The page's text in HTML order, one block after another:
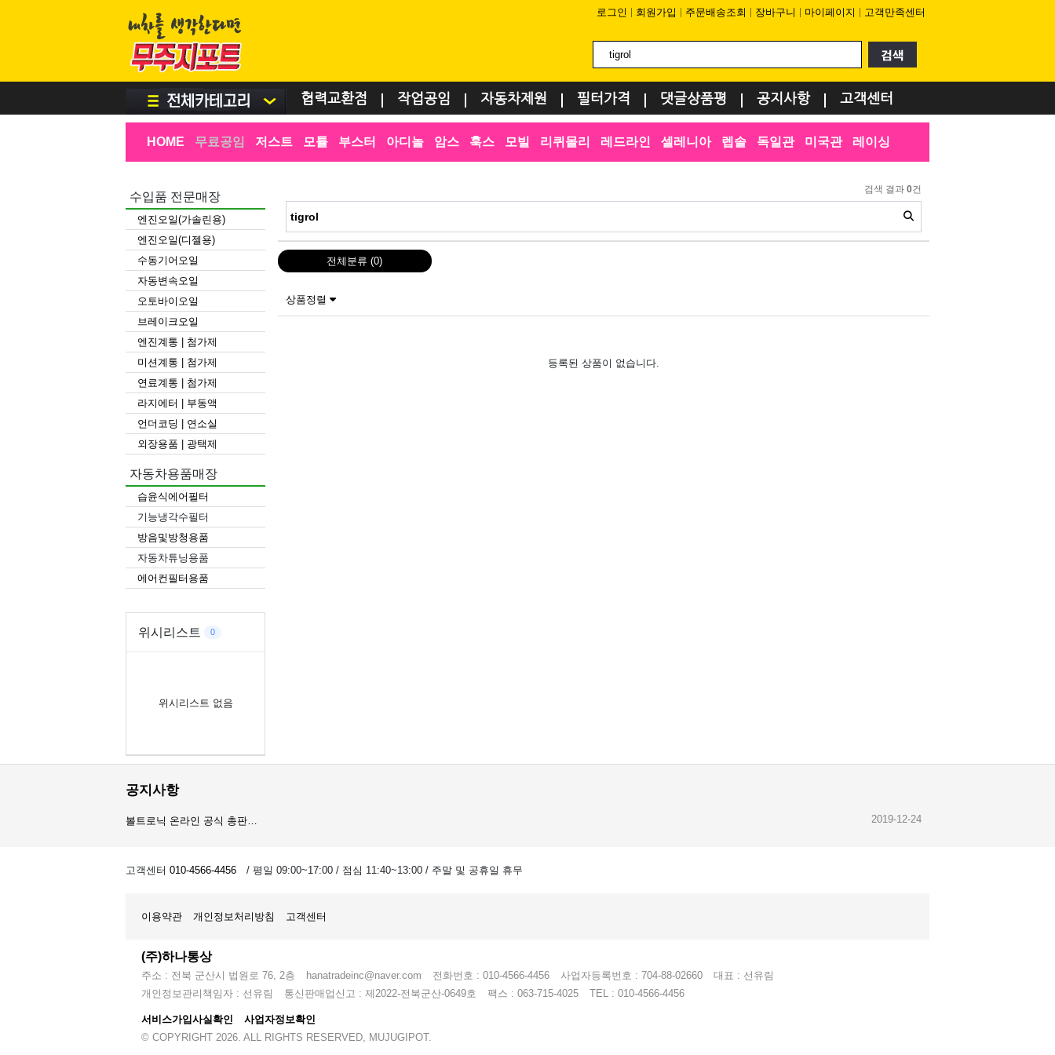
로그인 회원가입 주문배송조회 장바구니 마이페이지 고객만족센터
협력교환점 작업공임 자동차제원 필터가격 댓글상품평 공지사항 고객센터
HOME 무료공임 저스트 모튤 부스터 아디놀 암스 훅스 모빌 리퀴몰리 레드라인 셀레니아 렙솔 독일관 미국관 레이싱
수입품 전문매장
엔진오일(가솔린용)
엔진오일(디젤용)
수동기어오일
자동변속오일
오토바이오일
브레이크오일
엔진계통 | 첨가제
미션계통 | 첨가제
연료계통 | 첨가제
라지에터 | 부동액
언더코딩 | 연소실
외장용품 | 광택제
자동차용품매장
습윤식에어필터
기능냉각수필터
방음및방청용품
자동차튜닝용품
에어컨필터용품
위시리스트 0
위시리스트 없음
검색 결과 0건
전체분류(0)
상품정렬
등록된 상품이 없습니다.
공지사항
볼트로닉 온라인 공식 총판… 2019-12-24
고객센터 010-4566-4456 / 평일 09:00~17:00 / 점심 11:40~13:00 / 주말 및 공휴일 휴무
이용약관 개인정보처리방침 고객센터
(주)하나통상
주소 : 전북 군산시 법원로 76, 2층 hanatradeinc@naver.com 전화번호 : 010-4566-4456 사업자등록번호 : 704-88-02660
대표 : 선유림
개인정보관리책임자 : 선유림
통신판매업신고 : 제2022-전북군산-0649호 팩스 : 063-715-4025 TEL : 010-4566-4456
서비스가입사실확인
사업자정보확인
© COPYRIGHT 2026. ALL RIGHTS RESERVED, MUJUGIPOT.